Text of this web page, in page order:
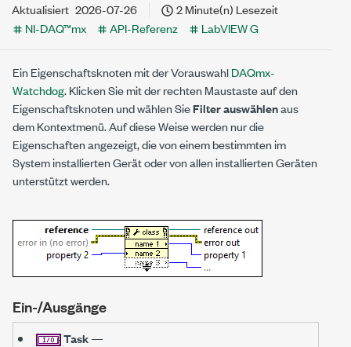
Aktualisiert 2026-07-26
2 Minute(n) Lesezeit
NI-DAQ™mx
API-Referenz LabVIEW G
Ein Eigenschaftsknoten mit der VorauswahlDAQmx-
Watchdog. Klicken Sie mit der rechten Maustaste auf den
Eigenschaftsknoten und wählen SieFilter auswählenaus
dem Kontextmenü. Auf diese Weise werden nur die
Eigenschaften angezeigt, die von einem bestimmten im
System installierten Gerät oder von allen installierten Geräten
unterstützt werden.
Ein-/Ausgänge
Task—